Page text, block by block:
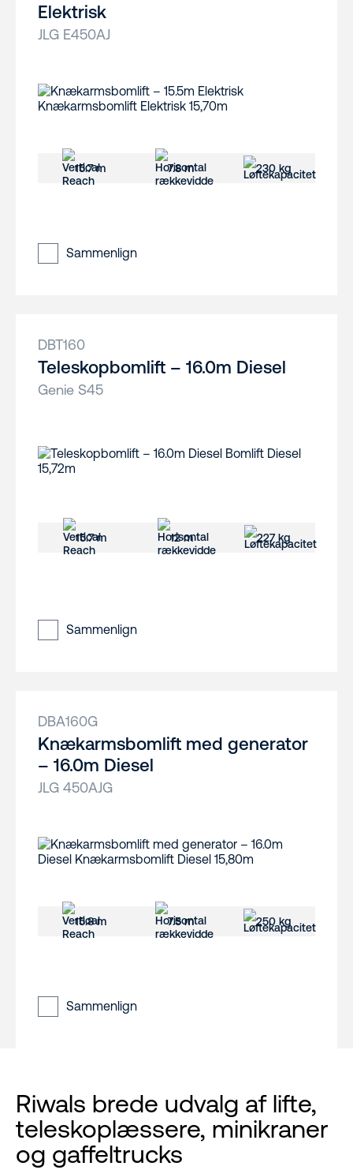
Elektrisk
JLG E450AJ
15.7 m 7.8 m 230 kg
Sammenlign
DBT160
Teleskopbomlift – 16.0m Diesel
Genie S45
15.7 m 12 m 227 kg
Sammenlign
DBA160G
Knækarmsbomlift med generator
– 16.0m Diesel
JLG 450AJG
15.8 m 7.5 m 250 kg
Sammenlign
Riwals brede udvalg af lifte,
teleskoplæssere, minikraner
og gaffeltrucks